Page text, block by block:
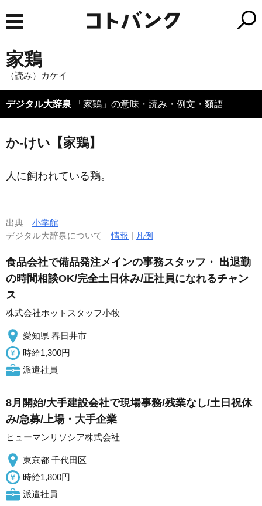
家鶏
（読み）カケイ
デジタル大辞泉 「家鶏」の意味・読み・例文・類語
か‐けい【家鶏】
人に飼われている鶏。
出典 小学館
デジタル大辞泉について情報 | 凡例
食品会社で備品発注メインの事務スタッフ・ 出退勤
の時間相談OK/完全土日休み/正社員になれるチャン
ス
株式会社ホットスタッフ小牧
愛知県 春日井市
時給1,300円
派遣社員
8月開始/大手建設会社で現場事務/残業なし/土日祝休
み/急募/上場・大手企業
ヒューマンリソシア株式会社
東京都 千代田区
時給1,800円
派遣社員